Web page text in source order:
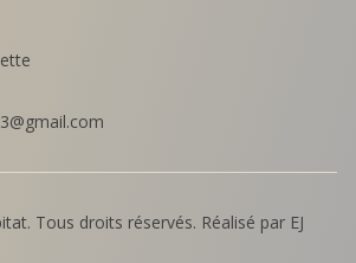
Tous droits réservés. Réalisé par EJ